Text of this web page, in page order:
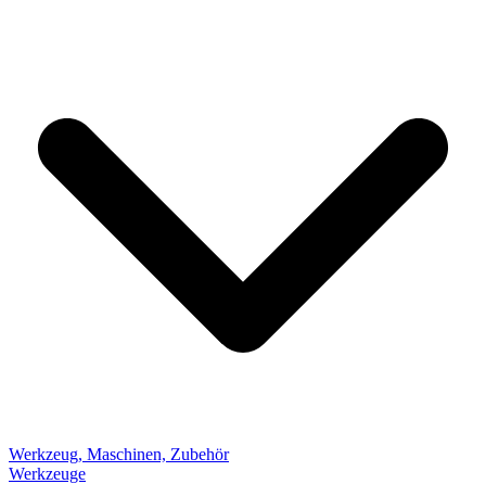
Werkzeug, Maschinen, Zubehör
Werkzeuge